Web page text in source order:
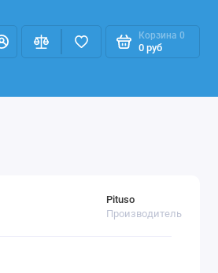
Корзина 0
0 руб
Pituso
Производитель